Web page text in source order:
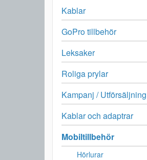
Kablar
GoPro tillbehör
Leksaker
Roliga prylar
Kampanj / Utförsäljning
Kablar och adaptrar
Mobiltillbehör
Hörlurar